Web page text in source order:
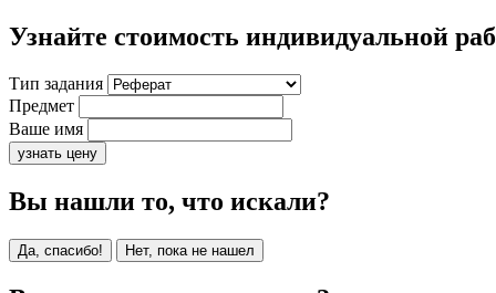
Узнайте стоимость индивидуальной
Тип задания
Предмет
Ваше имя
узнать цену
Вы нашли то, что искали?
Да, спасибо! Нет, пока не нашел